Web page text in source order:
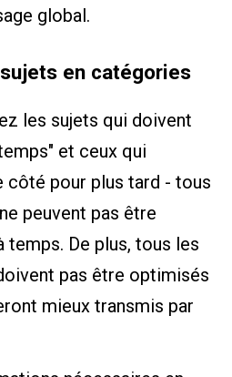
global.
en catégories
les sujets qui doivent
et ceux qui
côté pour plus tard - tous
peuvent pas être
temps. De plus, tous les
pas être optimisés
mieux transmis par